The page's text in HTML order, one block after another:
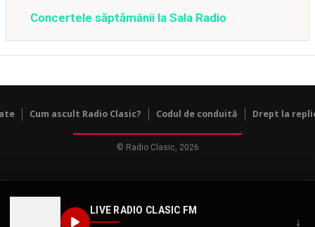
LIVE RADIO CLASIC FM
↓
Concertele săptămânii la Sala Radio
Cum ascult Radio Clasic? Codul de conduită Drept la
© Radio Clasic, 2026